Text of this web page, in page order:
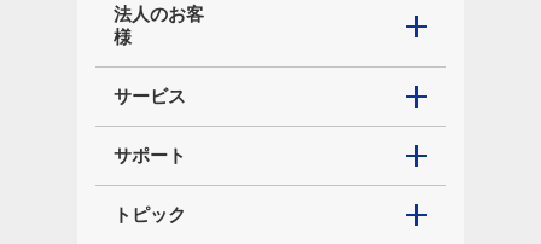
法人のお客
様
サービス
サポート
トピック